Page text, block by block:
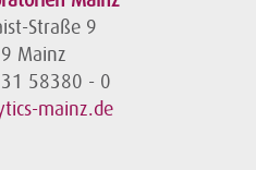
Straße 9
Mainz
58380 - 0
mainz.de